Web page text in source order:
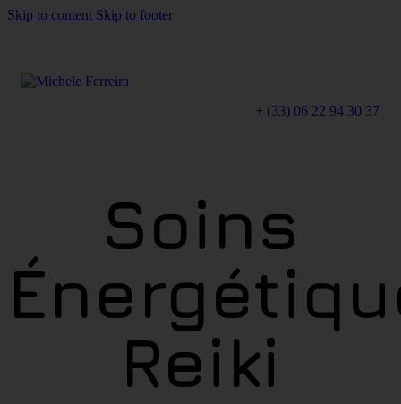
Skip to content Skip to footer
+ (33) 06 22 94 30 37
Soins
Reiki